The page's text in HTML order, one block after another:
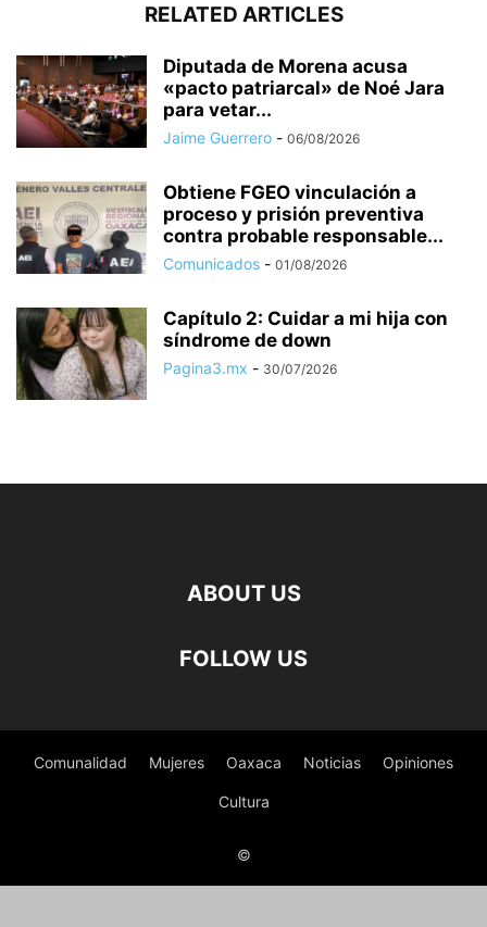
RELATED ARTICLES
Diputada de Morena acusa
«pacto patriarcal» de Noé Jara
para vetar...
Jaime Guerrero - 06/08/2026
Obtiene FGEO vinculación a
proceso y prisión preventiva
contra probable responsable...
Comunicados - 01/08/2026
Capítulo 2: Cuidar a mi hija con
síndrome de down
Pagina3.mx - 30/07/2026
ABOUT US
FOLLOW US
Comunalidad Mujeres Oaxaca Noticias Opiniones
Cultura
©